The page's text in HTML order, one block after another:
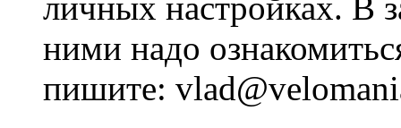
ними надо
пишите: